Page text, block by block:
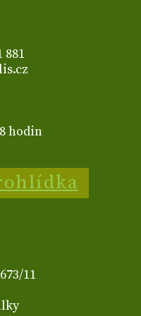
881
hodin
11